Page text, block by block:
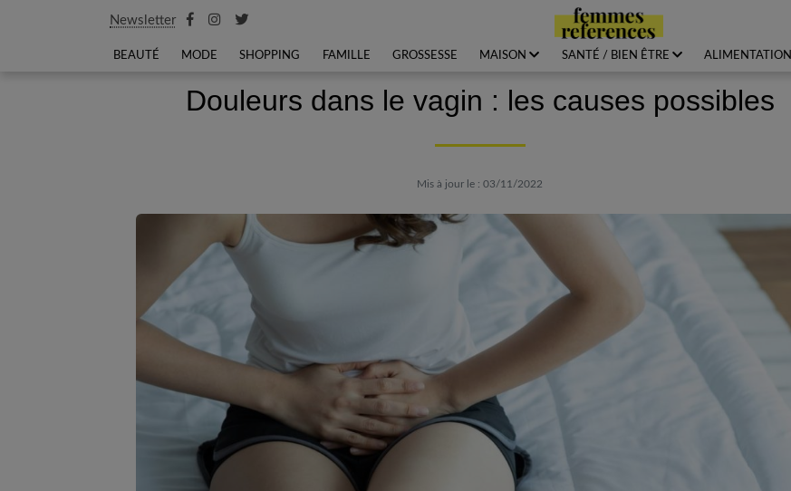
Newsletter
BEAUTÉ MODE SHOPPING FAMILLE GROSSESSE MAISON SANTÉ / BIEN ÊTRE ALIMENTATION
Douleurs dans le vagin : les causes possibles
Mis à jour le : 03/11/2022